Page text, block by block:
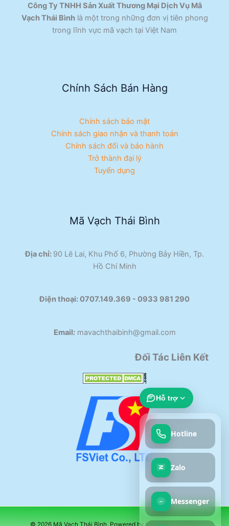
Công Ty TNHH Sản Xuất Thương Mại Dịch Vụ Mã
Vạch Thái Bìnhlà một trong những đơn vị tiên phong
trong lĩnh vực mã vạch tại Việt Nam
Chính Sách Bán Hàng
Chính sách bảo mật
Chính sách giao nhận và thanh toán
Chính sách đổi và bảo hành
Trở thành đại lý
Tuyển dụng
Mã Vạch Thái Bình
Địa chỉ: 90 Lê Lai, Khu Phố 6, Phường Bảy Hiền, Tp.
Hồ Chí Minh
Điện thoại:0707.149.369 - 0933 981 290​
Email:mavachthaibinh@gmail.com
Đối Tác Liên Kết
© 2026 Mã Vạch Thái Bình. Powered by Mã Vạch Thái Bình
Hỗ trợ
Hotline
Zalo
Messenger